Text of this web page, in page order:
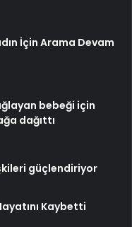
İçin Arama Devam
bebeği için
dağıttı
güçlendiriyor
Kaybetti